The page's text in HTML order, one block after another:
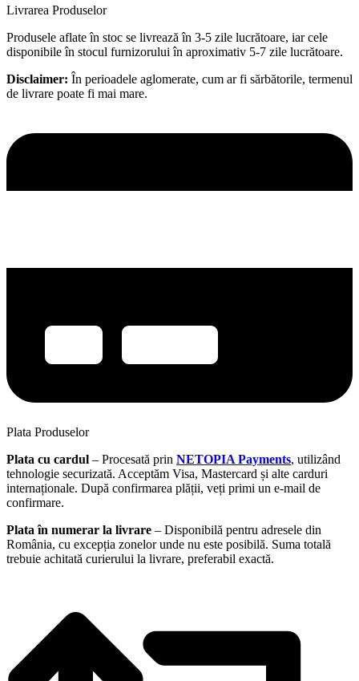
Livrarea Produselor
Produsele aflate în stoc se livrează în 3-5 zile lucrătoare, iar cele
disponibile în stocul furnizorului în aproximativ 5-7 zile lucrătoare.
Disclaimer: În perioadele aglomerate, cum ar fi sărbătorile, termenul
de livrare poate fi mai mare.
Plata Produselor
Plata cu cardul – Procesată prin NETOPIA Payments, utilizând
tehnologie securizată. Acceptăm Visa, Mastercard și alte carduri
internaționale. După confirmarea plății, veți primi un e-mail de
confirmare.
Plata în numerar la livrare – Disponibilă pentru adresele din
România, cu excepția zonelor unde nu este posibilă. Suma totală
trebuie achitată curierului la livrare, preferabil exactă.